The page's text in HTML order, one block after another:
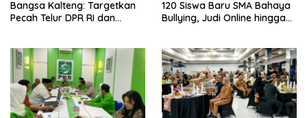
Bangsa Kalteng: Targetkan
Pecah Telur DPR RI dan
120 Siswa Baru SMA Bahaya
Bullying, Judi Online hingga